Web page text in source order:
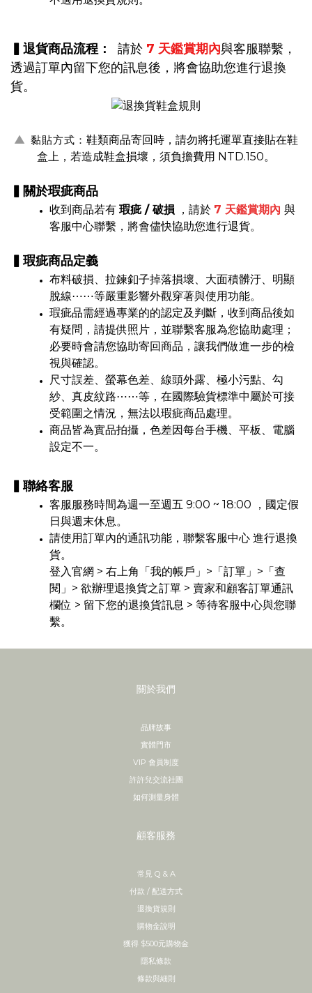
▍退貨商品流程： 請於 7 天鑑賞期內與客服聯繫，
透過訂單內留下您的訊息後， 將會協助您進行退換
貨。
▲ 黏貼方式： 鞋類商品寄回時，請勿將托運單直接貼在鞋
盒上，若造成鞋盒損壞，須負擔費用 NTD.150。
▍關於瑕疵商品
收到商品若有 瑕疵 / 破損 ，請於 7 天鑑賞期內 與
客服中心聯繫，將會儘快協助您進行退貨。
▍瑕疵商品定義
布料破損、拉鍊釦子掉落損壞、大面積髒汙、明顯
脫線⋯⋯等嚴重影響外觀穿著與使用功能。
瑕疵品需經過專業的的認定及判斷，收到商品後如
有疑問，請提供照片，並聯繫客服為您協助處理；
必要時會請您協助寄回商品，讓我們做進一步的檢
視與確認。
尺寸誤差、螢幕色差、線頭外露、極小污點、勾
紗、真皮紋路⋯⋯等，在國際驗貨標準中屬於可接
受範圍之情況，無法以瑕疵商品處理。
商品皆為實品拍攝，色差因每台手機、平板、電腦
設定不一。
▍聯絡客服
客服服務時間為週一至週五 9:00 ~ 18:00 ，國定假
日與週末休息。
請使用訂單內的通訊功能，聯繫客服中心 進行退換
貨。
登入官網 > 右上角「我的帳戶」>「訂單」>「查
閱」> 欲辦理退換貨之訂單 > 賣家和顧客訂單通訊
欄位 > 留下您的退換貨訊息 > 等待客服中心與您聯
繫。
關於我們
品牌故事
實體門市
VIP 會員制度
許許兒交流社團
如何測量身體
顧客服務
常見 Q & A
付款 / 配送方式
退換貨規則
購物金說明
獲得 $500元購物金
隱私條款
條款與細則